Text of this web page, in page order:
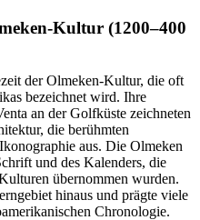
Kultur (1200–400
der Olmeken-Kultur, die oft
bezeichnet wird. Ihre
an der Golfküste zeichneten
die berühmten
aus. Die Olmeken
und des Kalenders, die
übernommen wurden.
hinaus und prägte viele
Chronologie.